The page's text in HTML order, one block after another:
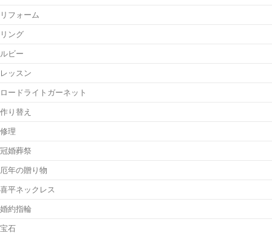
リフォーム
リング
ルビー
レッスン
ロードライトガーネット
作り替え
修理
冠婚葬祭
厄年の贈り物
喜平ネックレス
婚約指輪
宝石